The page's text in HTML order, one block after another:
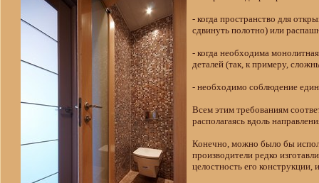
- когда пространство для
сдвинуть полотно) или
- когда необходима
деталей (так, к примеру,
- необходимо соблюдение
Всем этим требованиям
располагаясь вдоль
Конечно, можно было бы
производители редко
целостность его конструкции,